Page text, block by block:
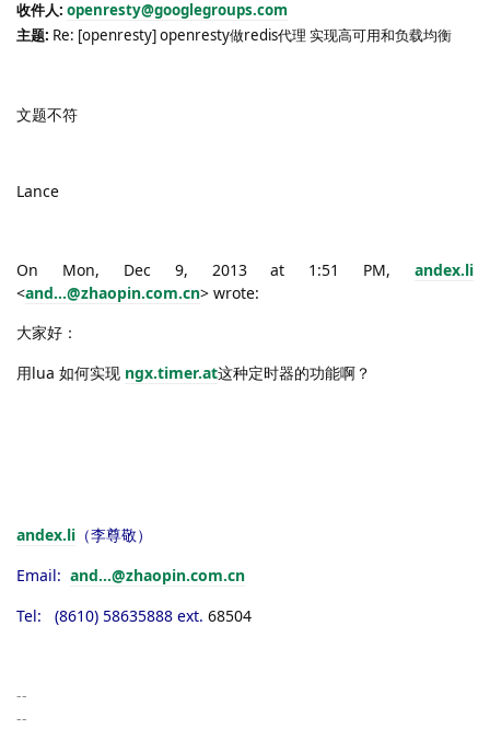
收件人: openresty@googlegroups.com
主题: Re: [openresty] openresty做redis代理 实现高可用和负载均衡
文题不符
Lance
On Mon, Dec 9, 2013 at 1:51 PM, andex.li
<and...@zhaopin.com.cn> wrote:
大家好：
用lua 如何实现 ngx.timer.at这种定时器的功能啊？
andex.li （李尊敬）
Email: and...@zhaopin.com.cn
Tel: (8610) 58635888 ext. 68504
--
--